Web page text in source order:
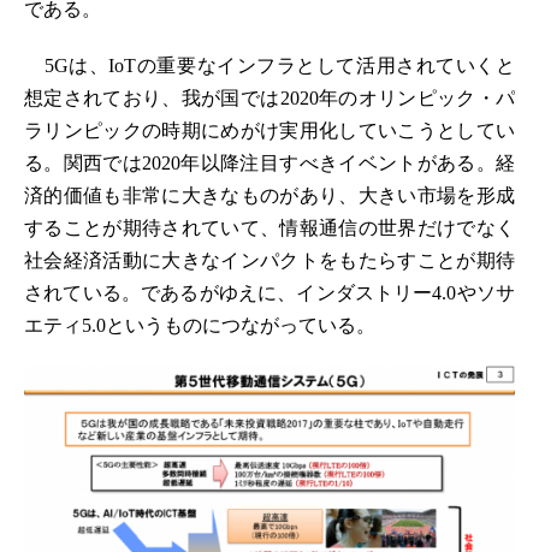
である。
5Gは、IoTの重要なインフラとして活用されていくと
想定されており、我が国では2020年のオリンピック・パ
ラリンピックの時期にめがけ実用化していこうとしてい
る。関西では2020年以降注目すべきイベントがある。経
済的価値も非常に大きなものがあり、大きい市場を形成
することが期待されていて、情報通信の世界だけでなく
社会経済活動に大きなインパクトをもたらすことが期待
されている。であるがゆえに、インダストリー4.0やソサ
エティ5.0というものにつながっている。